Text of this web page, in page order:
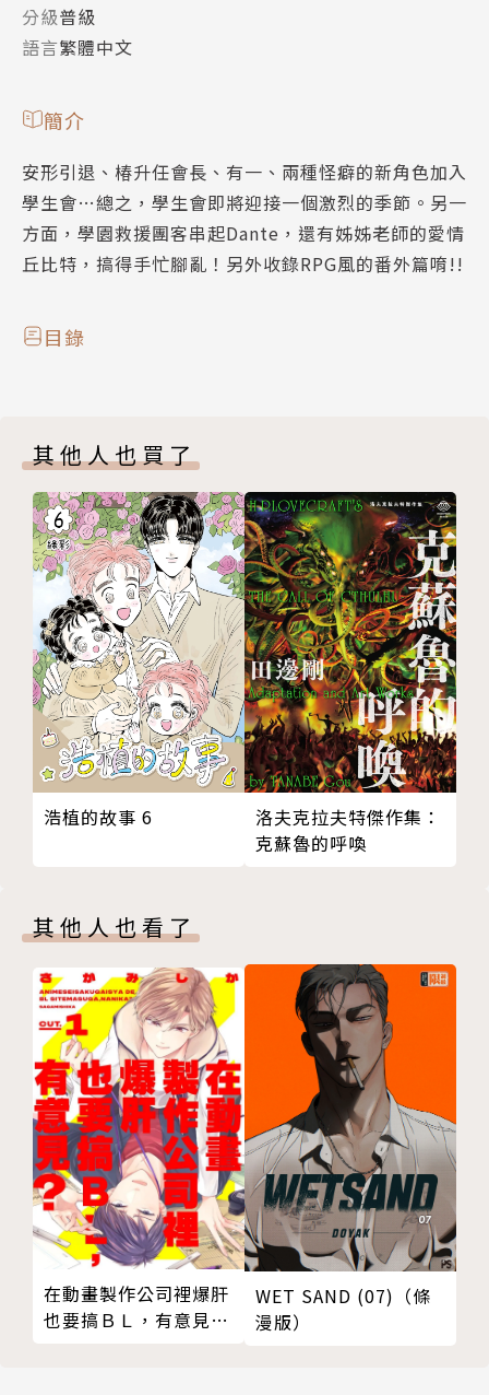
分級普級
語言繁體中文
簡介
安形引退、椿升任會長、有一、兩種怪癖的新角色加入
學生會…總之，學生會即將迎接一個激烈的季節。另一
方面，學園救援團客串起Dante，還有姊姊老師的愛情
丘比特，搞得手忙腳亂！另外收錄RPG風的番外篇唷!!
目錄
其他人也買了
浩植的故事 6
洛夫克拉夫特傑作集：
克蘇魯的呼喚
其他人也看了
在動畫製作公司裡爆肝
也要搞ＢＬ，有意見？
WET SAND (07)（條
漫版）